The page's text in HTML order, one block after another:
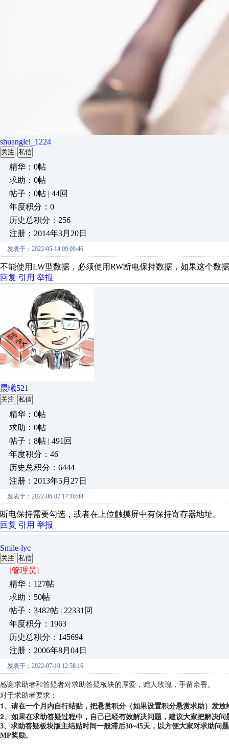
shuanglei_1224
关注 私信
精华：0帖
求助：0帖
帖子：0帖 | 44回
年度积分：0
历史总积分：256
注册：2014年3月20日
发表于：2022-05-14 09:09:46
不能使用LW型数据，必须使用RW断电保持数据，如果这个数
回复 引用 举报
晨曦521
关注 私信
精华：0帖
求助：0帖
帖子：8帖 | 491回
年度积分：46
历史总积分：6444
注册：2013年5月27日
发表于：2022-06-07 17:10:48
断电保持需要勾选，或者在上位触摸屏中有保持寄存器地址。
回复 引用 举报
Smile-lyc
关注 私信
[管理员]
精华：127帖
求助：50帖
帖子：3482帖 | 22331回
年度积分：1963
历史总积分：145694
注册：2006年8月04日
发表于：2022-07-10 12:58:16
感谢求助者和答疑者对求助答疑板块的厚爱，赠人玫瑰，手留余香。
对于求助者要求：
1、请在一个月内自行结贴，把悬赏积分（如果设置积分悬赏求助）发放
2、如果在求助答疑过程中，自己已经有效解决问题，建议大家把解决
3、求助答疑板块版主结贴时间一般滞后30~45天，以方便大家对求助
MP奖励。